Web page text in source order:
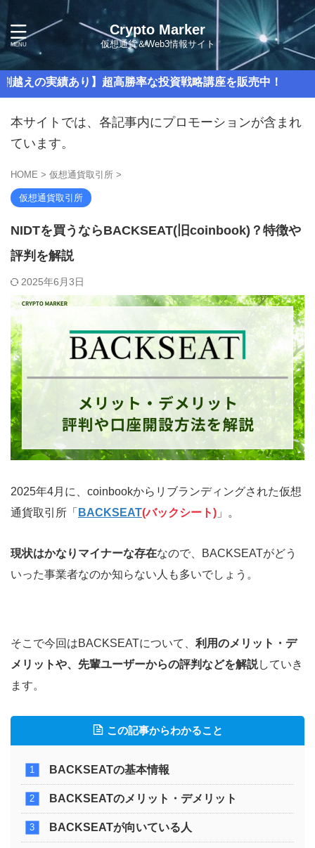
Crypto Marker
仮想通貨＆Web3情報サイト
あり】超高勝率な投資戦略講座を販売中！
本サイトでは、各記事内にプロモーションが含まれ
ています。
HOME > 仮想通貨取引所 >
仮想通貨取引所
NIDTを買うならBACKSEAT(旧coinbook)？特徴や
評判を解説
2025年6月3日
2025年4月に、coinbookからリブランディングされた仮想
通貨取引所「 BACKSEAT(バックシート) 」。
現状はかなりマイナーな存在なので、BACKSEATがどう
いった事業者なのか知らない人も多いでしょう。
そこで今回はBACKSEATについて、 利用のメリット・デ
メリットや、先輩ユーザーからの評判などを解説していき
ます。
この記事からわかること
BACKSEATの基本情報
BACKSEATのメリット・デメリット
BACKSEATが向いている人